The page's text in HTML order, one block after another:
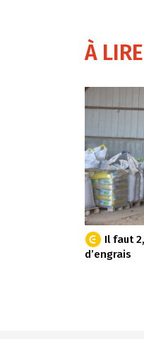
À LIRE
Il faut
d’engrais